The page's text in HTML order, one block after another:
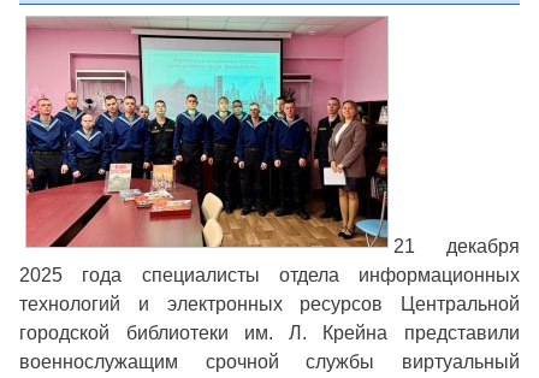
21 декабря
2025 года специалисты отдела информационных
технологий и электронных ресурсов Центральной
городской библиотеки им. Л. Крейна представили
военнослужащим срочной службы виртуальный